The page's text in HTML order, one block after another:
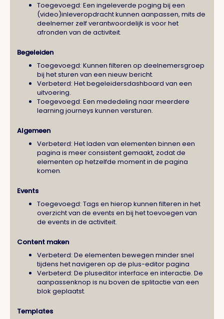
Toegevoegd: Een ingeleverde poging bij een
(video)inleveropdracht kunnen aanpassen, mits de
deelnemer zelf verantwoordelijk is voor het
afronden van de activiteit.
Begeleiden
Toegevoegd: Kunnen filteren op deelnemersgroep
bij het sturen van een nieuw bericht.
Verbeterd: Het begeleidersdashboard van een
uitvoering.
Toegevoegd: Een mededeling naar meerdere
learning journeys kunnen versturen.
Algemeen
Verbeterd: Het laden van elementen binnen een
pagina is meer consistent gemaakt, zodat de
elementen op hetzelfde moment in de pagina
komen.
Events
Toegevoegd: Tags en hierop kunnen filteren in het
overzicht van de events en bij het toevoegen van
de events in de activiteit.
Content maken
Verbeterd: De elementen bewegen minder snel
tijdens het navigeren op de plus-editor pagina
Verbeterd: De pluseditor interface en interactie. De
aanpassenknop is nu boven de splitactie van een
blok geplaatst.
Templates